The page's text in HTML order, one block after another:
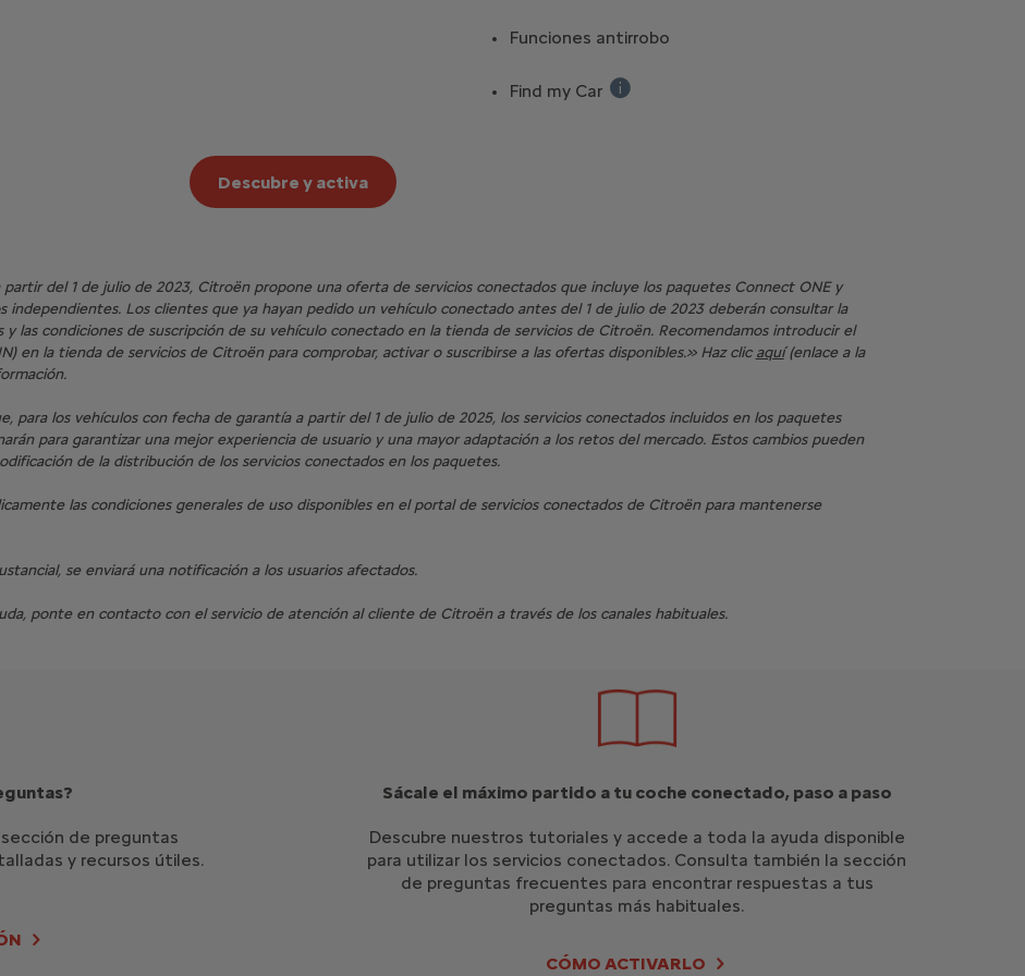
Funciones antirrobo
Find my Car
Descubre y activa
del 1 de julio de 2023, Citroën propone una oferta de servicios conectados que incluye los paquetes Connect ONE y
independientes. Los clientes que ya hayan pedido un vehículo conectado antes del 1 de julio de 2023 deberán consultar la
y las condiciones de suscripción de su vehículo conectado en la tienda de servicios de Citroën. Recomendamos introducir el
en la tienda de servicios de Citroën para comprobar, activar o suscribirse a las ofertas disponibles.» Haz clic aquí(enlace a la
para los vehículos con fecha de garantía a partir del 1 de julio de 2025, los servicios conectados incluidos en los paquetes
para garantizar una mejor experiencia de usuario y una mayor adaptación a los retos del mercado. Estos cambios pueden
de la distribución de los servicios conectados en los paquetes.
las condiciones generales de uso disponibles en el portal de servicios conectados de Citroën para mantenerse
se enviará una notificación a los usuarios afectados.
ponte en contacto con el servicio de atención al cliente de Citroën a través de los canales habituales.
de preguntas
y recursos útiles.
Sácale el máximo partido a tu coche conectado, paso a paso
Descubre nuestros tutoriales y accede a toda la ayuda disponible
para utilizar los servicios conectados. Consulta también la sección
de preguntas frecuentes para encontrar respuestas a tus
preguntas más habituales.
CÓMO ACTIVARLO